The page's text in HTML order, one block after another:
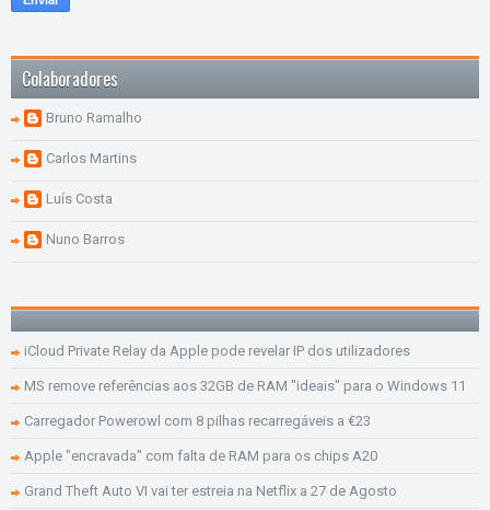
Colaboradores
Bruno Ramalho
Carlos Martins
Luís Costa
Nuno Barros
iCloud Private Relay da Apple pode revelar IP dos utilizadores
MS remove referências aos 32GB de RAM "ideais" para o Windows 11
Carregador Powerowl com 8 pilhas recarregáveis a €23
Apple "encravada" com falta de RAM para os chips A20
Grand Theft Auto VI vai ter estreia na Netflix a 27 de Agosto